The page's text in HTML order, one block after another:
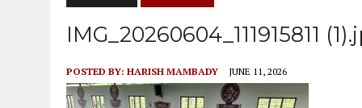
ಅಖಂಡ ಭಾರತ ಸಂಕಲ್ಪ ದಿನ: ಮಂಗಳೂರು ಗ್ರಾಮಾಂತರ
IMG_20260604_111915811
POSTED BY: HARISH MAMBADY JUNE 11, 2026